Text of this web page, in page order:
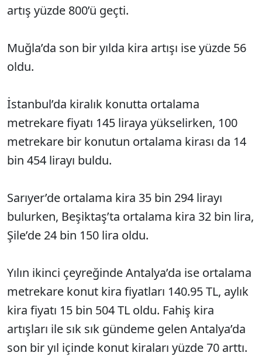
artış yüzde 800’ü geçti.
Muğla’da son bir yılda kira artışı ise yüzde 56
oldu.
İstanbul’da kiralık konutta ortalama
metrekare fiyatı 145 liraya yükselirken, 100
metrekare bir konutun ortalama kirası da 14
bin 454 lirayı buldu.
Sarıyer’de ortalama kira 35 bin 294 lirayı
bulurken, Beşiktaş’ta ortalama kira 32 bin lira,
Şile’de 24 bin 150 lira oldu.
Yılın ikinci çeyreğinde Antalya’da ise ortalama
metrekare konut kira fiyatları 140.95 TL, aylık
kira fiyatı 15 bin 504 TL oldu. Fahiş kira
artışları ile sık sık gündeme gelen Antalya’da
son bir yıl içinde konut kiraları yüzde 70 arttı.